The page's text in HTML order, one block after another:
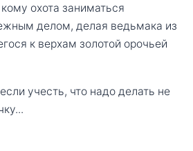
охота заниматься
делом, делая ведьмака из
к верхам золотой орочьей
учесть, что надо делать не